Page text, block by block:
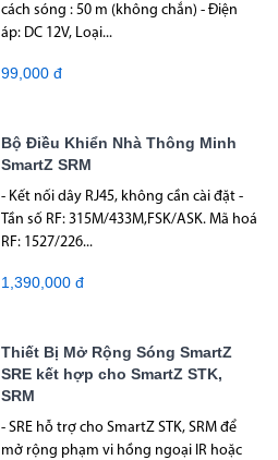
cách sóng : 50 m (không chắn) - Điện
áp: DC 12V, Loại...
99,000 đ
Bộ Điều Khiển Nhà Thông Minh
SmartZ SRM
- Kết nối dây RJ45, không cần cài đặt -
Tần số RF: 315M/433M,FSK/ASK. Mã hoá
RF: 1527/226...
1,390,000 đ
Thiết Bị Mở Rộng Sóng SmartZ
SRE kết hợp cho SmartZ STK,
SRM
- SRE hỗ trợ cho SmartZ STK, SRM để
mở rộng phạm vi hồng ngoại IR hoặc